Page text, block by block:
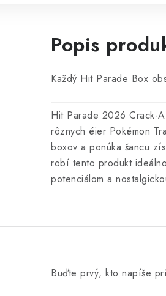
Popis
Každý Hit Parade Box
Hit Parade 2026 Crack-
rôznych éier Pokémon
boxov a ponúka šancu
robí tento produkt
potenciálom a
Buďte prvý, kto napíše